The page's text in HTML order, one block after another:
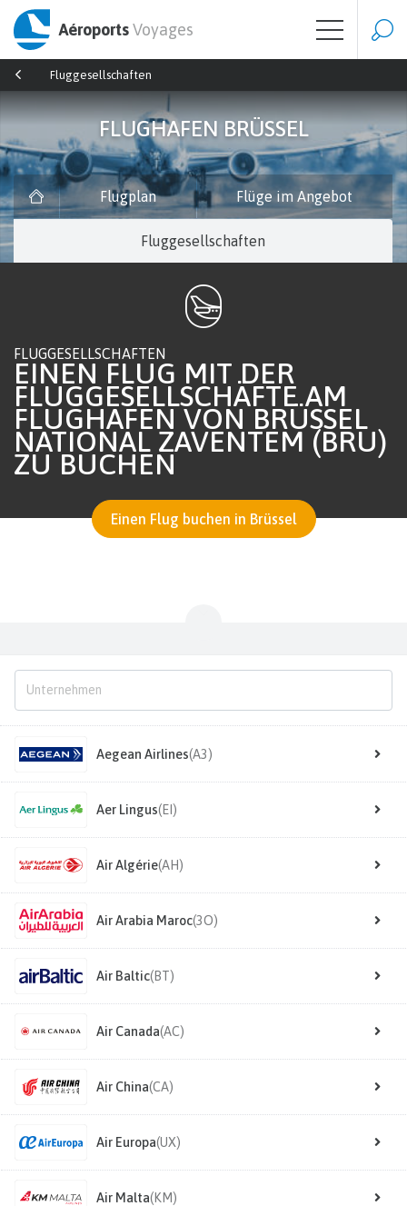
AéroportsVoyages
Fluggesellschaften
FLUGHAFEN BRÜSSEL
Flugplan Flüge im Angebot
Fluggesellschaften
FLUGGESELLSCHAFTEN
EINEN FLUG MIT DER
FLUGGESELLSCHÄFTE AM
FLUGHAFEN VON BRÜSSEL
NATIONAL ZAVENTEM (BRU)
ZU BUCHEN
Einen Flug buchen in Brüssel
Aegean Airlines(A3)
Aer Lingus(EI)
Air Algérie(AH)
Air Arabia Maroc(3O)
Air Baltic(BT)
Air Canada(AC)
Air China(CA)
Air Europa(UX)
Air Malta(KM)